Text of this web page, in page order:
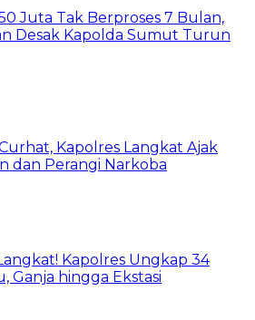
Juta Tak Berproses 7 Bulan,
Desak Kapolda Sumut Turun
Kapolres Langkat Ajak
dan Perangi Narkoba
Kapolres Ungkap 34
Ganja hingga Ekstasi